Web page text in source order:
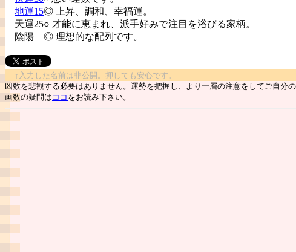
地運15◎ 上昇、調和、幸福運。
天運25○ 才能に恵まれ、派手好みで注目を浴びる家柄。
陰陽 ◎ 理想的な配列です。
↑入力した名前は非公開。押しても安心です。
凶数を悲観する必要はありません。運勢を把握し、より一層の注意をしてご自分
画数の疑問は ココ をお読み下さい。